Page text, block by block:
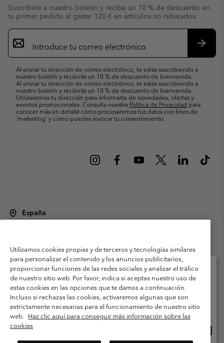
Suscríbete a nuestro boletín y recibe un 10 % de descuento en
tu primer pedido al gastar 120 € en artículos no rebajados.
Suscripción
de
correo
Al enviar tu dirección de correo electrónico, te estás suscribiendo a
nuestro boletín y recibirás un 10 % de descuento de bienvenida.
Al enviar tu dirección de correo electrónico, te estás suscribiendo a
nuestro boletín y recibirás un 10 % de descuento de bienvenida.
Utilizaremos tu dirección para informarte de novedades, ofertas y
eventos promocionales. Consulta nuestra Política de Privacidad para
conocer más en detalle cómo procesaremos tus datos con fines de
’marketing’ y cómo puedes revocar tu consentimiento.
España
Condiciones de uso
Terminos de Venta
Garantía
Política de Privacidad
Términos y condiciones del programa de miembros
Términos De Uso Del Contenido Generado Por Los Usuarios
Impressum
Cookies Public CBCR
Utilizamos cookies propias y de terceros y tecnologías similares
para personalizar el contenido y los anuncios publicitarios,
proporcionar funciones de las redes sociales y analizar el tráfico
de nuestro sitio web. Por favor, indica si aceptas nuestro uso de
estas cookies en las opciones que te damos a continuación.
Incluso si rechazas las cookies, activaremos algunas que son
estrictamente necesarias para el funcionamiento de nuestro sitio
web. Haz clic aquí para conseguir más información sobre las
cookies
Selecciona tu país e idioma envío
Compras en línea disponibles